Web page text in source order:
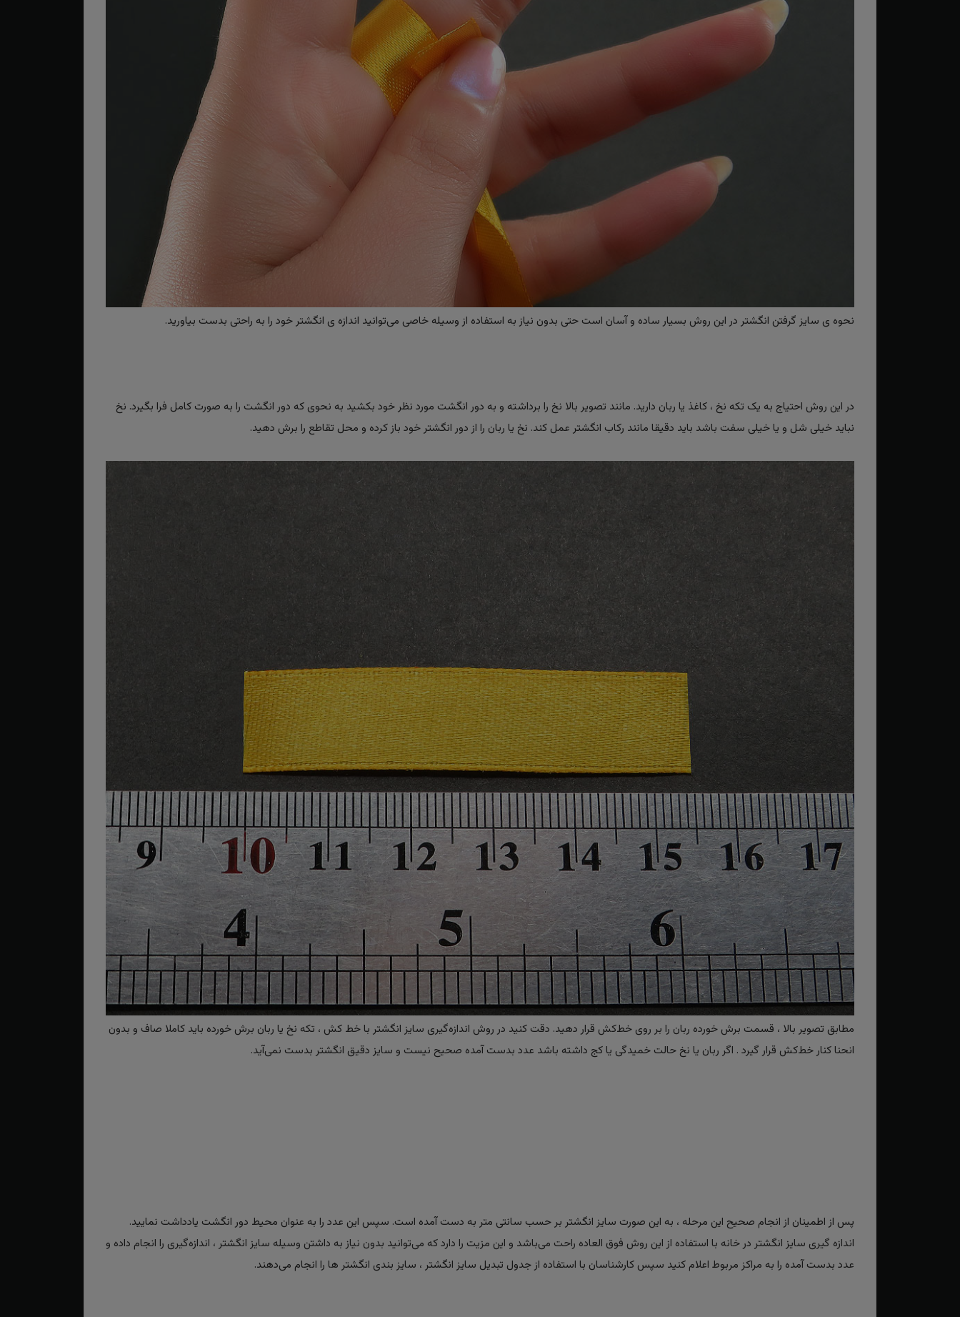
نحوه ی سایز گرفتن انگشتر در این روش بسیار ساده و آسان است حتی بدون نیاز به استفاده از وسیله خاصی می‌توانید اندازه ی انگشتر خود را به راحتی بدست بیاورید.
در این روش احتیاج به یک تکه نخ ، کاغذ یا ربان دارید. مانند تصویر بالا نخ را برداشته و به دور انگشت مورد نظر خود بکشید به نحوی که دور انگشت را به صورت کامل فرا بگیرد. نخ
نباید خیلی شل و یا خیلی سفت باشد باید دقیقا مانند رکاب انگشتر عمل کند. نخ یا ربان را از دور انگشتر خود باز کرده و محل تقاطع را برش دهید.
مطابق تصویر بالا ، قسمت برش خورده ربان را بر روی خط‌کش قرار دهید. دقت کنید در روش اندازه‌گیری سایز انگشتر با خط کش ، تکه نخ یا ربان برش خورده باید کاملا صاف و بدون
انحنا کنار خط‌کش قرار گیرد . اگر ربان یا نخ حالت خمیدگی یا کج داشته باشد عدد بدست آمده صحیح نیست و سایز دقیق انگشتر بدست نمی‌آید.
پس از اطمینان از انجام صحیح این مرحله ، به این صورت سایز انگشتر بر حسب سانتی متر به دست آمده است. سپس این عدد را به عنوان محیط دور انگشت یادداشت نمایید.
اندازه گیری سایز انگشتر در خانه با استفاده از این روش فوق العاده راحت می‌باشد و این مزیت را دارد که می‌توانید بدون نیاز به داشتن وسیله سایز انگشتر ، اندازه‌گیری را انجام داده و
عدد بدست آمده را به مراکز مربوط اعلام کنید سپس کارشناسان با استفاده از جدول تبدیل سایز انگشتر ، سایز بندی انگشتر ها را انجام می‌دهند.